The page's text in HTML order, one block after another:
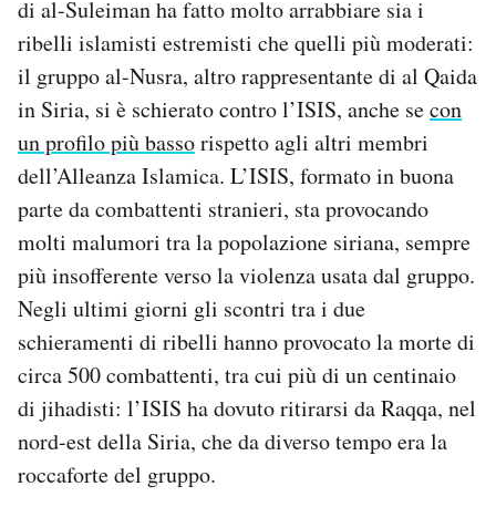
di al-Suleiman ha fatto molto arrabbiare sia i
ribelli islamisti estremisti che quelli più moderati:
il gruppo al-Nusra, altro rappresentante di al Qaida
in Siria, si è schierato contro l’ISIS, anche secon
un profilo più bassorispetto agli altri membri
dell’Alleanza Islamica. L’ISIS, formato in buona
parte da combattenti stranieri, sta provocando
molti malumori tra la popolazione siriana, sempre
più insofferente verso la violenza usata dal gruppo.
Negli ultimi giorni gli scontri tra i due
schieramenti di ribelli hanno provocato la morte di
circa 500 combattenti, tra cui più di un centinaio
di jihadisti: l’ISIS ha dovuto ritirarsi da Raqqa, nel
nord-est della Siria, che da diverso tempo era la
roccaforte del gruppo.